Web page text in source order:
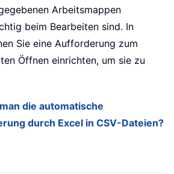
Arbeitsmappen
beim Bearbeiten sind. In
Sie eine Aufforderung zum
Öffnen einrichten, um sie zu
die automatische
durch Excel in CSV-Dateien?